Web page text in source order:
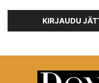
KIRJAUDU